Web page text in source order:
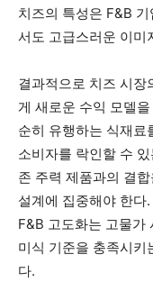
치즈의 특성은 F&B
서도 고급스러운 이미
결과적으로 치즈 시장
게 새로운 수익 모델
순히 유행하는 식재료
소비자를 락인할 수
존 주력 제품과의 결
설계에 집중해야 한다
F&B 고도화는 고물가
미식 기준을 충족시키
다.